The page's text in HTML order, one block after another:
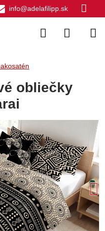
info@adelafilipp.sk
obliečky